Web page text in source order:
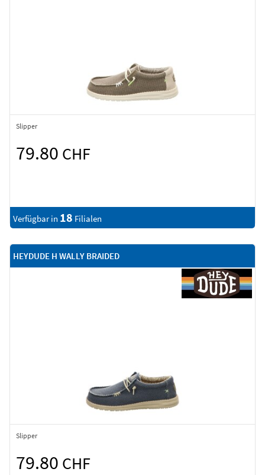
Slipper
79.80 CHF
Verfügbar in 18 Filialen
HEYDUDE H WALLY BRAIDED
Slipper
79.80 CHF